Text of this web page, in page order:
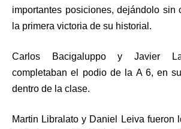
importantes posiciones, dejándolo sin
la primera victoria de su historial.
Carlos Bacigaluppo y Javier
completaban el podio de la A 6, en
dentro de la clase.
Martin Libralato y Daniel Leiva fueron